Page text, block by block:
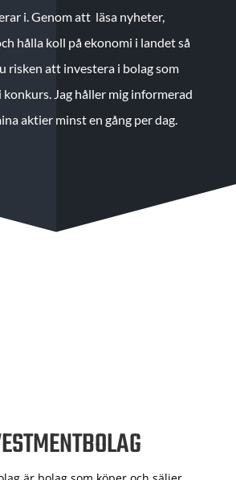
i. Genom att läsa nyheter,
hålla koll på ekonomi i landet så
risken att investera i bolag som
konkurs. Jag håller mig informerad
aktier minst en gång per dag.